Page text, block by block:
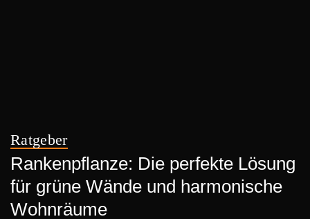
Ratgeber
Rankenpflanze: Die perfekte Lösung
für grüne Wände und harmonische
Wohnräume